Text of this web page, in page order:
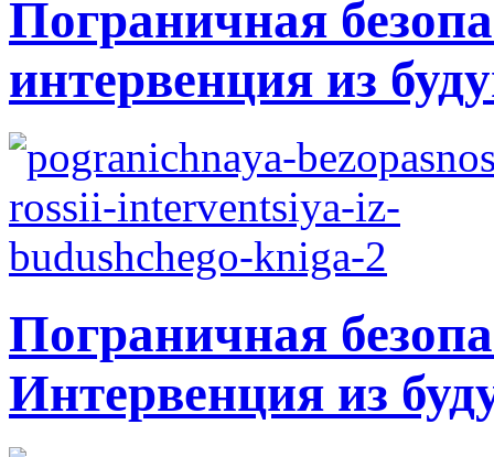
Пограничная
интервенция из
Пограничная
Интервенция из